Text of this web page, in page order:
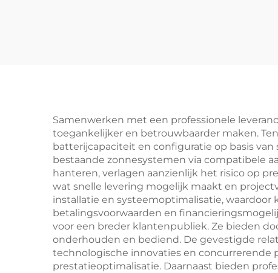
Samenwerken met een professionele
toegankelijker en betrouwbaarder maken.
batterijcapaciteit en configuratie op basis
bestaande zonnesystemen via compatibele
hanteren, verlagen aanzienlijk het risico op
wat snelle levering mogelijk maakt en
installatie en systeemoptimalisatie,
betalingsvoorwaarden en
voor een breder klantenpubliek. Ze bieden
onderhouden en bediend. De gevestigde
technologische innovaties en concurrerende
prestatieoptimalisatie. Daarnaast bieden